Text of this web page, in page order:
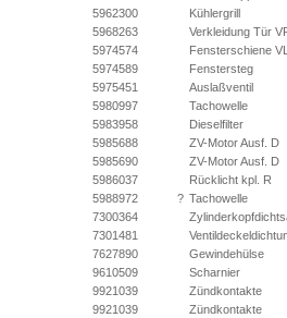
5962300
Kühlergrill
5968263
Verkleidung Tür
5974574
Fensterschiene
5974589
Fenstersteg
5975451
Auslaßventil
5980997
Tachowelle
5983958
Dieselfilter
5985688
ZV-Motor Ausf. D
5985690
ZV-Motor Ausf. D
5986037
Rücklicht kpl. R
5988972
? Tachowelle
7300364
7301481
7627890
Gewindehülse
9610509
Scharnier
9921039
Zündkontakte
9921039
Zündkontakte